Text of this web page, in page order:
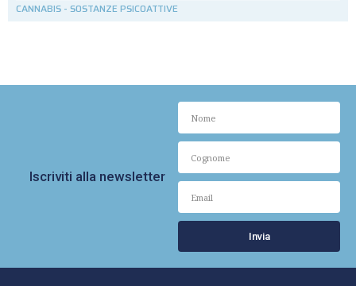
CANNABIS - SOSTANZE PSICOATTIVE
Iscriviti alla newsletter
Invia